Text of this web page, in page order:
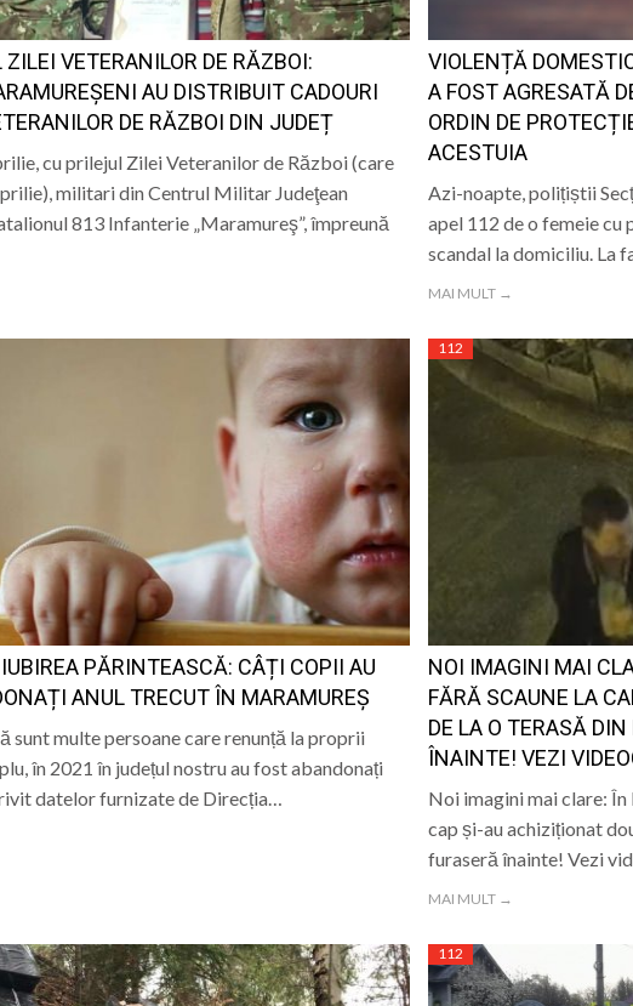
ZILEI VETERANILOR DE RĂZBOI:
AU DISTRIBUIT CADOURI
DE RĂZBOI DIN JUDEȚ
cu prilejul Zilei Veteranilor de Război (care
militari din Centrul Militar Judeţean
813 Infanterie „Maramureş”, împreună
VIOLENȚĂ
A FOST AGRESATĂ
ORDIN DE
ACESTUIA
Azi-noapte, polițiștii
apel 112 de o femeie
scandal la domiciliu. La
MAI MULT →
IUBIREA PĂRINTEASCĂ: CÂȚI COPII AU
ANUL TRECUT ÎN MARAMUREȘ
sunt multe persoane care renunță la proprii
în 2021 în județul nostru au fost abandonați
datelor furnizate de Direcția…
112
NOI IMAGINI MAI
FĂRĂ SCAUNE LA
DE LA O TERASĂ
ÎNAINTE! VEZI
Noi imagini mai clare:
cap și-au achiziționat
furaseră înainte! Vezi
MAI MULT →
112